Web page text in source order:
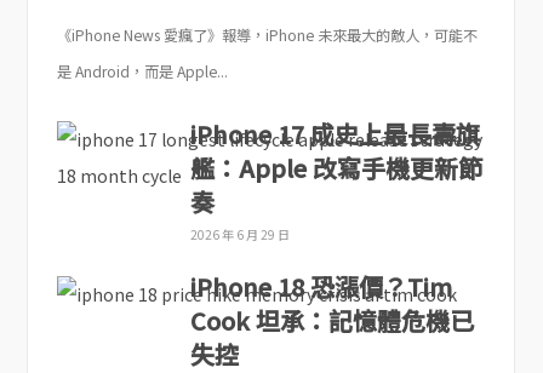
《iPhone News 愛瘋了》報導，iPhone 未來最大的敵人，可能不
是 Android，而是 Apple...
iPhone 17 成史上最長壽旗
艦：Apple 改寫手機更新節
奏
2026 年 6 月 29 日
iPhone 18 恐漲價？Tim
Cook 坦承：記憶體危機已
失控